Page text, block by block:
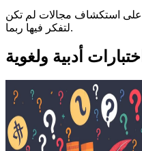
على استكشاف مجالات لم تكن
لتفكر فيها ربما.
اختبارات أدبية ولغوية